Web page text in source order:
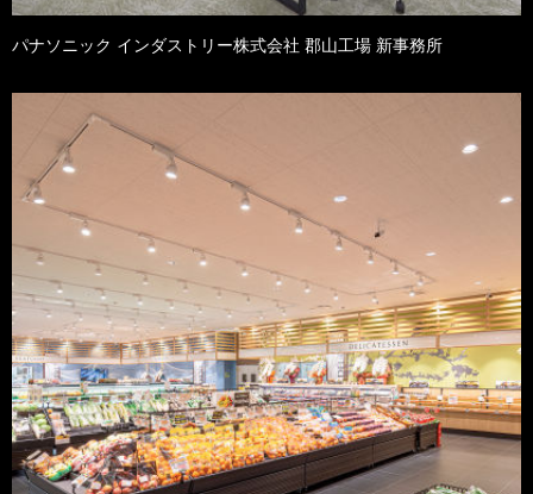
パナソニック インダストリー株式会社 郡山工場 新事務所